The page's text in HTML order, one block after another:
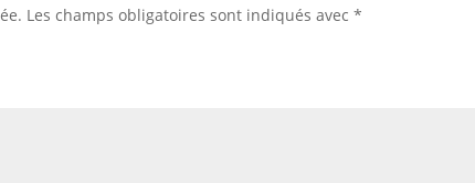
Les champs obligatoires sont indiqués avec*